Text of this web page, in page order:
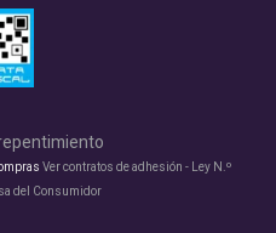
Ver contratos de adhesión - Ley N.º
del Consumidor